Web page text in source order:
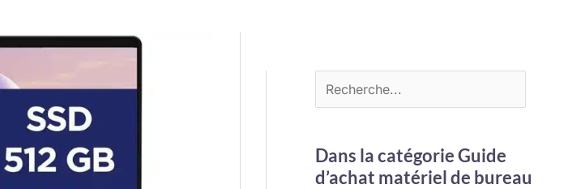
Dans la catégorie Guide
d’achat matériel de bureau